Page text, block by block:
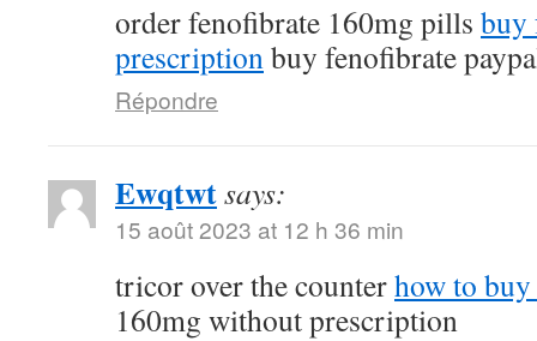
order fenofibrate 160mg pills buy
prescriptionbuy fenofibrate
Répondre
Ewqtwtsays:
15 août 2023 at 12 h 36 min
tricor over the counterhow to
160mg without prescription